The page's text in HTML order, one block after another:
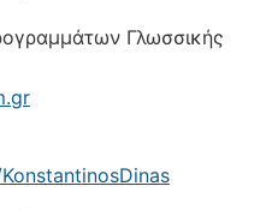
Γλωσσικής